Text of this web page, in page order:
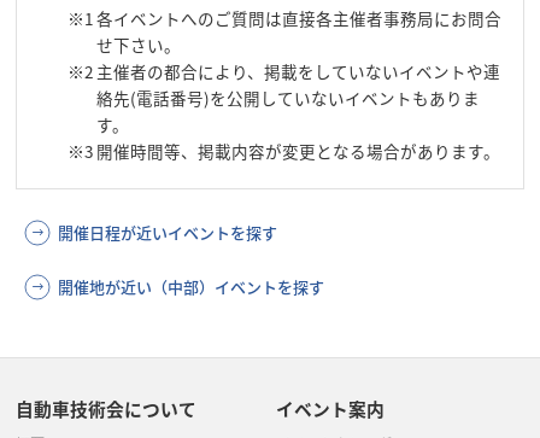
※1各イベントへのご質問は直接各主催者事務局にお問合
せ下さい。
※2 主催者の都合により、掲載をしていないイベントや連
絡先(電話番号)を公開していないイベントもありま
す。
※3 開催時間等、掲載内容が変更となる場合があります。
開催日程が近いイベントを探す
開催地が近い（中部）イベントを探す
自動車技術会について イベント案内